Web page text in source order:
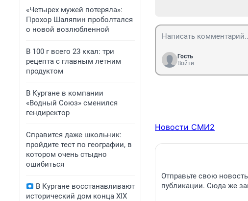
«Четырех мужей потеряла»:
Прохор Шаляпин проболтался
о новой возлюбленной
В 100 г всего 23 ккал: три
рецепта с главным летним
продуктом
В Кургане в компании
«Водный Союз» сменился
гендиректор
Справится даже школьник:
пройдите тест по географии, в
котором очень стыдно
ошибиться
В Кургане восстанавливают
исторический дом конца XIX
Гость
Войти
Новости СМИ2
Отправьте свою
публикации. Сюда же